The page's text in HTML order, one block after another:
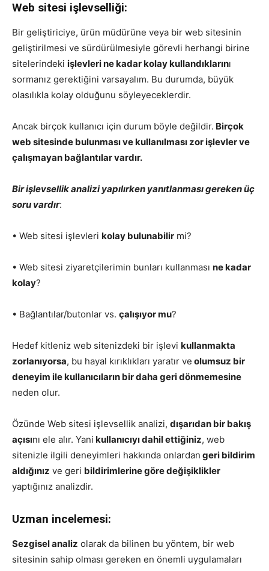
Web sitesi işlevselliği:
Bir geliştiriciye, ürün müdürüne veya bir web sitesinin
geliştirilmesi ve sürdürülmesiyle görevli herhangi birine
sitelerindeki işlevleri ne kadar kolay kullandıklarını
sormanız gerektiğini varsayalım. Bu durumda, büyük
olasılıkla kolay olduğunu söyleyeceklerdir.
Ancak birçok kullanıcı için durum böyle değildir. Birçok
web sitesinde bulunması ve kullanılması zor işlevler ve
çalışmayan bağlantılar vardır.
Bir işlevsellik analizi yapılırken yanıtlanması gereken üç
soru vardır:
• Web sitesi işlevleri kolay bulunabilir mi?
• Web sitesi ziyaretçilerimin bunları kullanması ne kadar
kolay?
• Bağlantılar/butonlar vs. çalışıyor mu?
Hedef kitleniz web sitenizdeki bir işlevi kullanmakta
zorlanıyorsa, bu hayal kırıklıkları yaratır ve olumsuz bir
deneyim ile kullanıcıların bir daha geri dönmemesine
neden olur.
Özünde Web sitesi işlevsellik analizi, dışarıdan bir bakış
açısını ele alır. Yani kullanıcıyı dahil ettiğiniz, web
sitenizle ilgili deneyimleri hakkında onlardan geri bildirim
aldığınız ve geri bildirimlerine göre değişiklikler
yaptığınız analizdir.
Uzman incelemesi:
Sezgisel analiz olarak da bilinen bu yöntem, bir web
sitesinin sahip olması gereken en önemli uygulamaları